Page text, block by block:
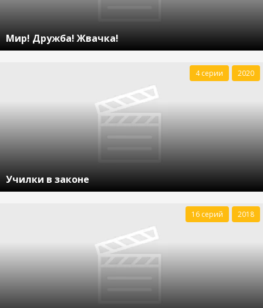
Мир! Дружба! Жвачка!
Училки в законе
4 серии 2020
16 серий 2018